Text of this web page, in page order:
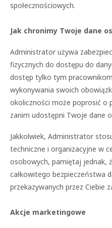
społecznościowych.
Jak chronimy Twoje dane
Administrator używa
fizycznych do dostępu do
dostęp tylko tym
wykonywania swoich
okoliczności może poprosić o
zanim udostępni Twoje dane
Jakkolwiek, Administrator
techniczne i organizacyjne w
osobowych, pamiętaj jednak,
całkowitego bezpieczeństwa
przekazywanych przez Ciebie
Akcje marketingowe